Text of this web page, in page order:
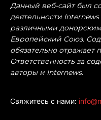
Данный веб-сайт был
деятельности
различными
Европейский Союз.
обязательно отражает
Ответственность за
авторы и Internews.
Свяжитесь с нами: